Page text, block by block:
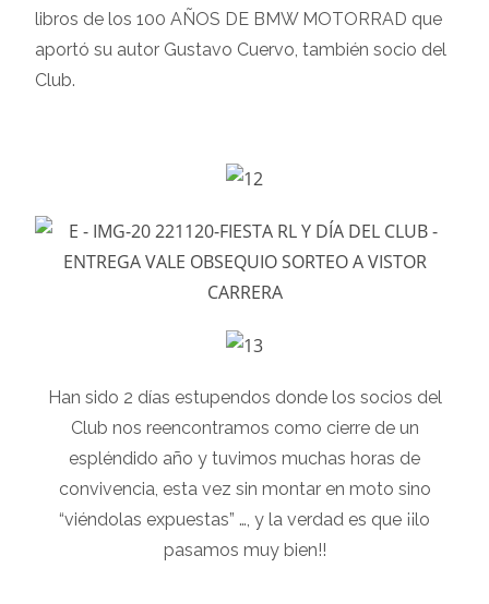
libros de los 100 AÑOS DE BMW MOTORRAD que
aportó su autor Gustavo Cuervo, también socio del
Club.
Han sido 2 días estupendos donde los socios del
Club nos reencontramos como cierre de un
espléndido año y tuvimos muchas horas de
convivencia, esta vez sin montar en moto sino
“viéndolas expuestas” …, y la verdad es que ¡¡lo
pasamos muy bien!!